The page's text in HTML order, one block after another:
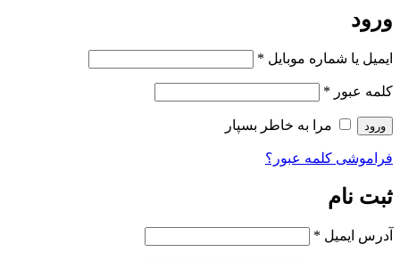
ورود
ایمیل یا شماره موبایل *
کلمه عبور *
ورود مرا به خاطر بسپار
فراموشی کلمه عبور؟
ثبت نام
آدرس ایمیل *